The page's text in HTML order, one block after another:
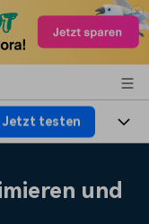
Jetzt testen
und